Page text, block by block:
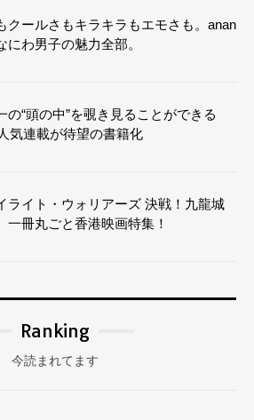
クールさもキラキラもエモさも。anan
にわ男子の魅力全部。
の“頭の中”を覗き見ることができる
気連載が待望の書籍化
ライト・ウォリアーズ 決戦！九龍城
一冊丸ごと香港映画特集！
Ranking
今読まれてます